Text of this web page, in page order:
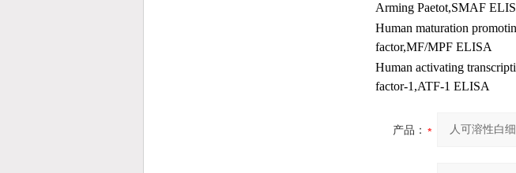
Arming Paetot,SMAF
Human maturation
factor,MF/MPF ELISA
Human activating
factor-1,ATF-1 ELISA
产品：